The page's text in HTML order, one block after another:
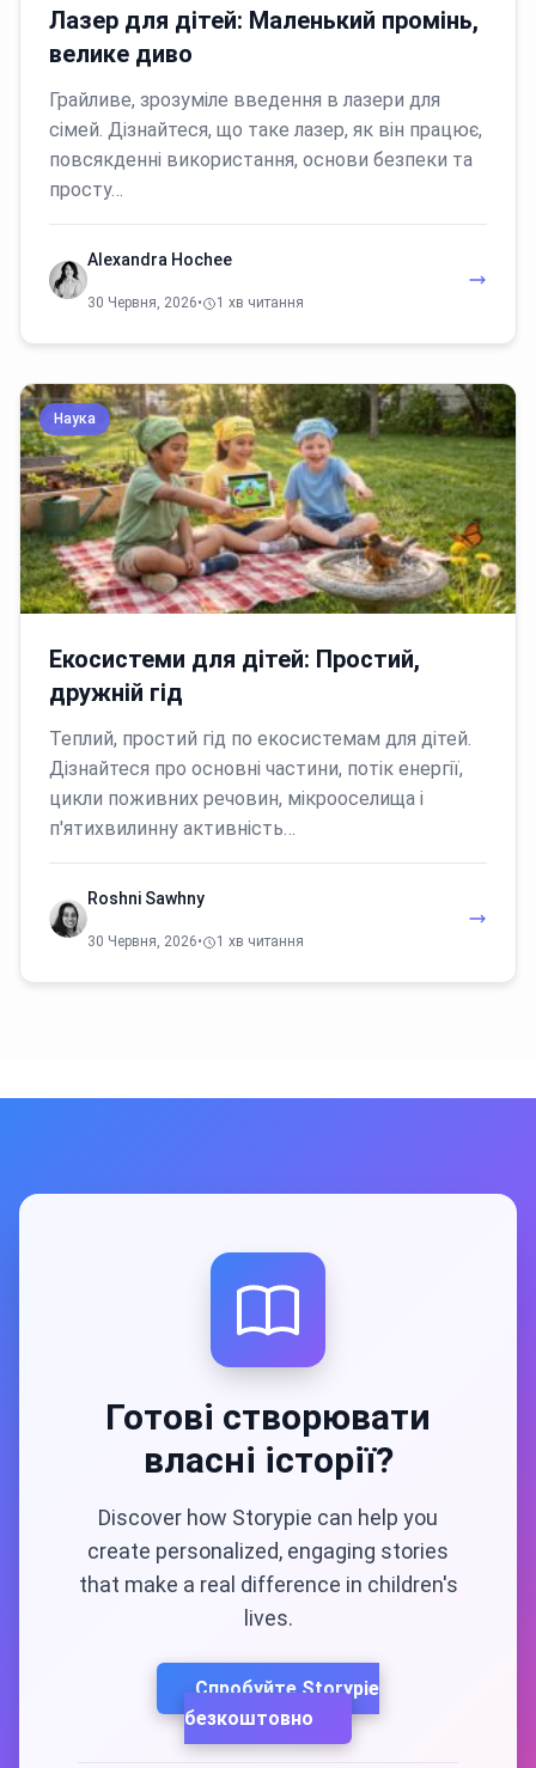
Лазер для дітей: Маленький промінь,
велике диво
Грайливе, зрозуміле введення в лазери для
сімей. Дізнайтеся, що таке лазер, як він працює,
повсякденні використання, основи безпеки та
просту…
Alexandra Hochee
30 Червня, 2026• 1 хв читання
Наука
Екосистеми для дітей: Простий,
дружній гід
Теплий, простий гід по екосистемам для дітей.
Дізнайтеся про основні частини, потік енергії,
цикли поживних речовин, мікрооселища і
п'ятихвилинну активність…
Roshni Sawhny
30 Червня, 2026• 1 хв читання
Готові створювати
власні історії?
Discover how Storypie can help you
create personalized, engaging stories
that make a real difference in children's
lives.
Спробуйте Storypie
безкоштовно